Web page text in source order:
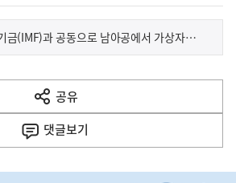
관세청, 국제통화기금(IMF)과 공동으로 남아공에서 가상자산 관련 범죄 대응 워크숍 개최
공유
열
기
댓글보기